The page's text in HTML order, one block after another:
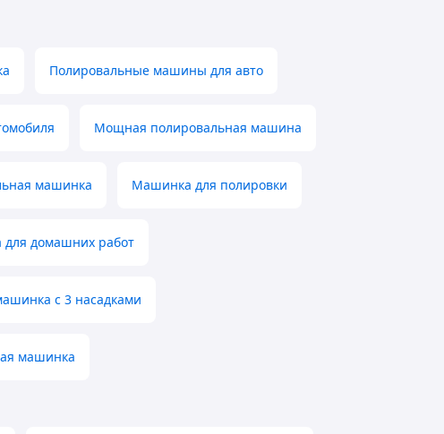
Полировальные машины для авто
Мощная полировальная машина
машинка Машинка для полировки
домашних работ
с 3 насадками
машинка